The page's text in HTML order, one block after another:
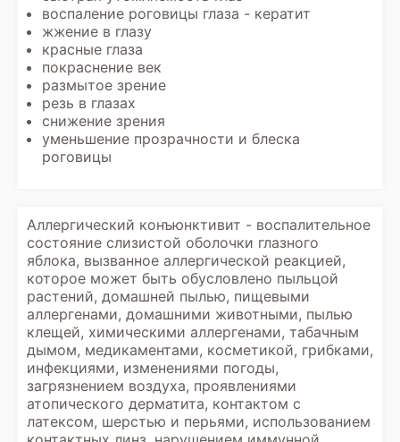
воспаление роговицы глаза - кератит
жжение в глазу
красные глаза
покраснение век
размытое зрение
резь в глазах
снижение зрения
уменьшение прозрачности и блеска
роговицы
Аллергический конъюнктивит - воспалительное
состояние слизистой оболочки глазного
яблока, вызванное аллергической реакцией,
которое может быть обусловлено пыльцой
растений, домашней пылью, пищевыми
аллергенами, домашними животными, пылью
клещей, химическими аллергенами, табачным
дымом, медикаментами, косметикой, грибками,
инфекциями, изменениями погоды,
загрязнением воздуха, проявлениями
атопического дерматита, контактом с
латексом, шерстью и перьями, использованием